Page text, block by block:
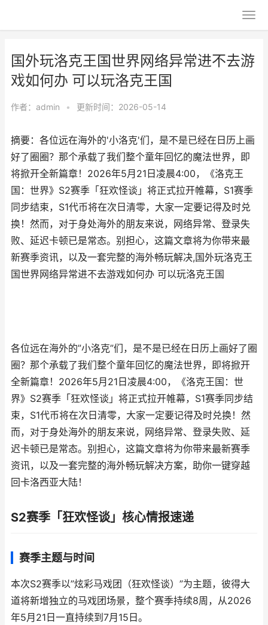
国外玩洛克王国世界网络异常进不去游
戏如何办 可以玩洛克王国
作者： admin • 更新时间：2026-05-14
摘要：各位远在海外的'小洛克'们，是不是已经在日历上画
好了圈圈？那个承载了我们整个童年回忆的魔法世界，即
将掀开全新篇章！2026年5月21日凌晨4:00，《洛克王
国：世界》S2赛季「狂欢怪谈」将正式拉开帷幕，S1赛季
同步结束，S1代币将在次日清零，大家一定要记得及时兑
换！然而，对于身处海外的朋友来说，网络异常、登录失
败、延迟卡顿已是常态。别担心，这篇文章将为你带来最
新赛季资讯，以及一套完整的海外畅玩解决,国外玩洛克王
国世界网络异常进不去游戏如何办 可以玩洛克王国
各位远在海外的”小洛克”们，是不是已经在日历上画好了圈
圈？那个承载了我们整个童年回忆的魔法世界，即将掀开
全新篇章！2026年5月21日凌晨4:00，《洛克王国：世
界》S2赛季「狂欢怪谈」将正式拉开帷幕，S1赛季同步结
束，S1代币将在次日清零，大家一定要记得及时兑换！然
而，对于身处海外的朋友来说，网络异常、登录失败、延
迟卡顿已是常态。别担心，这篇文章将为你带来最新赛季
资讯，以及一套完整的海外畅玩解决方案，助你一键穿越
回卡洛西亚大陆！
S2赛季「狂欢怪谈」核心情报速递
赛季主题与时间
本次S2赛季以”炫彩马戏团（狂欢怪谈）”为主题，彼得大
道将新增独立的马戏团场景，整个赛季持续8周，从2026
年5月21日一直持续到7月15日。